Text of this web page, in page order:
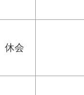
休会